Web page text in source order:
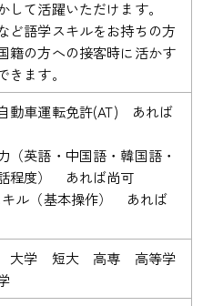
して活躍いただけます。
ど語学スキルをお持ちの方
籍の方への接客時に活かす
きます。
動車運転免許(AT) あれば
（英語・中国語・韓国語・
程度） あれば尚可
キル（基本操作） あれば
大学 短大 高専 高等学